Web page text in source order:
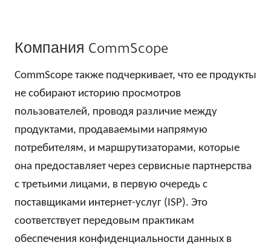
Компания CommScope
CommScope также подчеркивает, что ее продукты
не собирают историю просмотров
пользователей, проводя различие между
продуктами, продаваемыми напрямую
потребителям, и маршрутизаторами, которые
она предоставляет через сервисные партнерства
с третьими лицами, в первую очередь с
поставщиками интернет-услуг (ISP). Это
соответствует передовым практикам
обеспечения конфиденциальности данных в